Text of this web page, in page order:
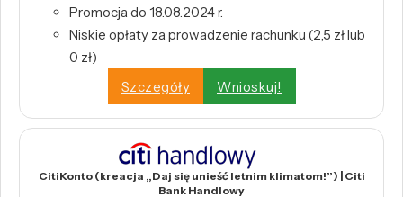
Promocja do 18.08.2024 r.
Niskie opłaty za prowadzenie rachunku (2,5 zł lub
0 zł)
Szczegóły
Wnioskuj!
CitiKonto (kreacja „Daj się unieść letnim klimatom!”) | Citi
Bank Handlowy